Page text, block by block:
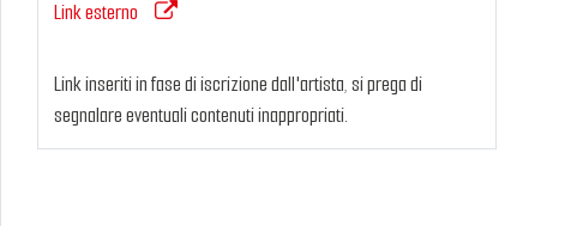
Link esterno
Link inseriti in fase di iscrizione dall'artista, si prega di
segnalare eventuali contenuti inappropriati.